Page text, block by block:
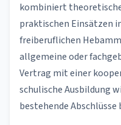
kombiniert
praktischen Einsätzen
freiberuflichen
allgemeine oder
Vertrag mit einer
schulische Ausbildung
bestehende